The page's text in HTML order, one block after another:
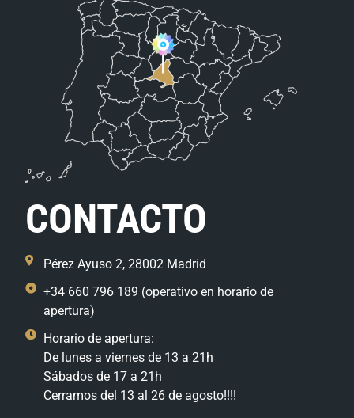
CONTACTO
Pérez Ayuso 2, 28002 Madrid
+34 660 796 189 (operativo en horario de
apertura)
Horario de apertura:
De lunes a viernes de 13 a 21h
Sábados de 17 a 21h
Cerramos del 13 al 26 de agosto!!!!